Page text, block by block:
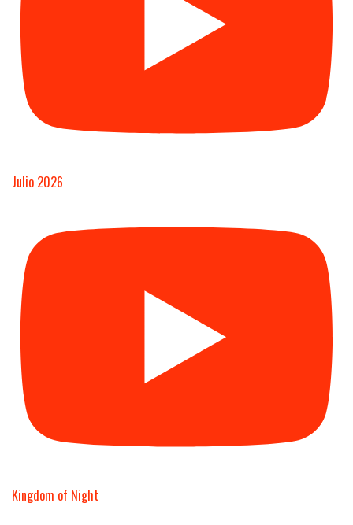
Julio 2026
Kingdom of Night